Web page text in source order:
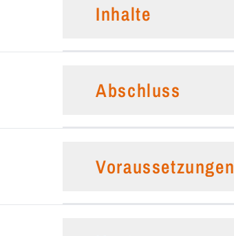
Inhalte
Abschluss
Voraussetzungen